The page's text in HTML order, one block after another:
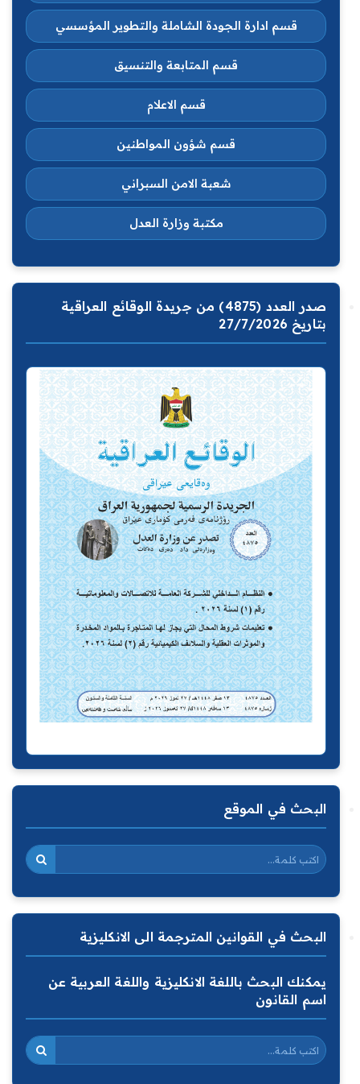
قسم ادارة الجودة الشاملة والتطوير المؤسسي
قسم المتابعة والتنسيق
قسم الاعلام
قسم شؤون المواطنين
شعبة الامن السبراني
مكتبة وزارة العدل
صدر العدد (4875) من جريدة الوقائع العراقية
بتاريخ 27/7/2026
البحث في الموقع
البحث في القوانين المترجمة الى الانكليزية
يمكنك البحث باللغة الانكليزية واللغة العربية عن
اسم القانون